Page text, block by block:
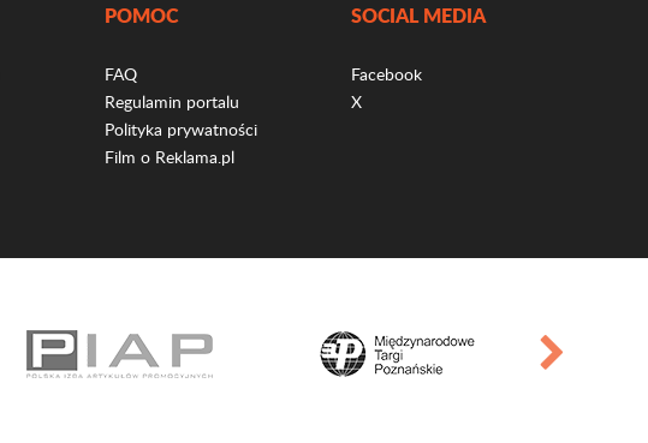
POMOC
FAQ
Regulamin portalu
Polityka prywatności
Film o Reklama.pl
SOCIAL MEDIA
Facebook
X